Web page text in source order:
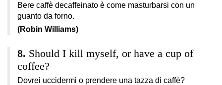
Bere caffè decaffeinato è come masturbarsi con un
guanto da forno.
(Robin Williams)
Should I kill myself, or have a cup of
coffee?
Dovrei uccidermi o prendere una tazza di caffè?